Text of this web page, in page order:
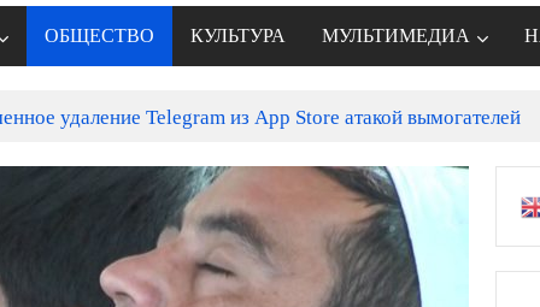
ОБЩЕСТВО КУЛЬТУРА МУЛЬТИМЕДИА
удаление Telegram из App Store атакой вымогателей